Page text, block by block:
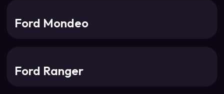
Ford Mondeo
Ford Ranger